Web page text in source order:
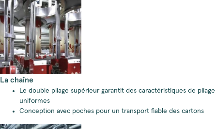
La chaîne
Le double pliage supérieur garantit des caractéristiques de pliage
uniformes
Conception avec poches pour un transport fiable des cartons